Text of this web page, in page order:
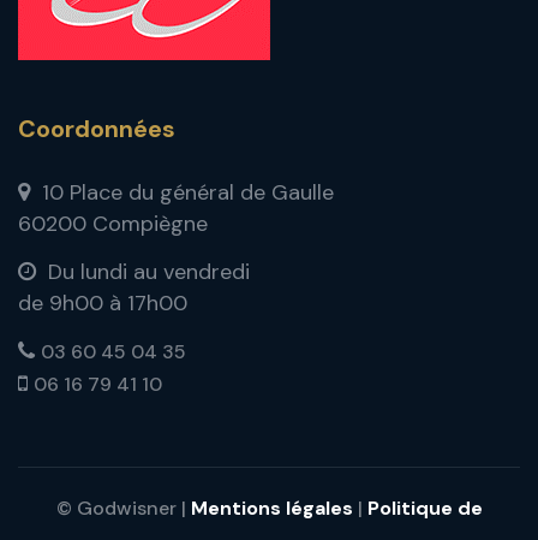
Coordonnées
10 Place du général de Gaulle
60200 Compiègne
Du lundi au vendredi
de 9h00 à 17h00
03 60 45 04 35
06 16 79 41 10
© Godwisner | Mentions légales | Politique de